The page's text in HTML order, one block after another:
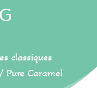
classiques
/ Pure Caramel